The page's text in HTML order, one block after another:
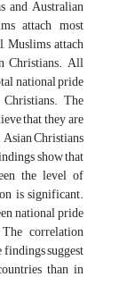
and Australian
attach most
attach
Christians. All
national pride
The
that they are
Christians
show that
the level of
is significant.
national pride
correlation
findings suggest
than in